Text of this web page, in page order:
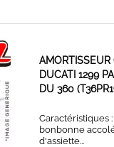
AMORTISSEUR
DUCATI 1299
DU 360
Caractéristiques
bonbonne
d'assiette...